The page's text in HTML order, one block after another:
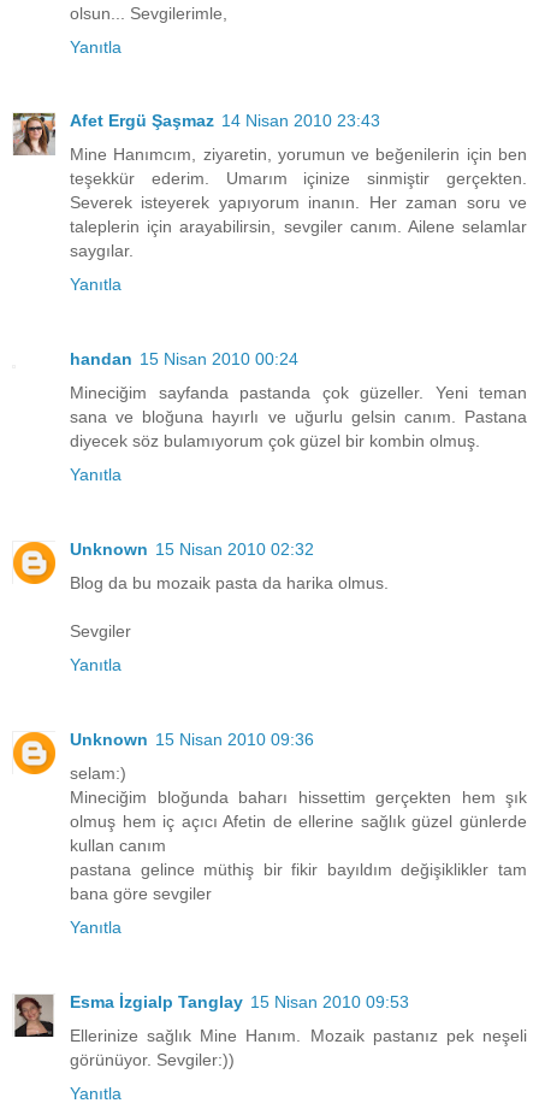
olsun... Sevgilerimle,
Yanıtla
Afet Ergü Şaşmaz 14 Nisan 2010 23:43
Mine Hanımcım, ziyaretin, yorumun ve beğenilerin için ben
teşekkür ederim. Umarım içinize sinmiştir gerçekten.
Severek isteyerek yapıyorum inanın. Her zaman soru ve
taleplerin için arayabilirsin, sevgiler canım. Ailene selamlar
saygılar.
Yanıtla
handan 15 Nisan 2010 00:24
Mineciğim sayfanda pastanda çok güzeller. Yeni teman
sana ve bloğuna hayırlı ve uğurlu gelsin canım. Pastana
diyecek söz bulamıyorum çok güzel bir kombin olmuş.
Yanıtla
Unknown 15 Nisan 2010 02:32
Blog da bu mozaik pasta da harika olmus.
Sevgiler
Yanıtla
Unknown 15 Nisan 2010 09:36
selam:)
Mineciğim bloğunda baharı hissettim gerçekten hem şık
olmuş hem iç açıcı Afetin de ellerine sağlık güzel günlerde
kullan canım
pastana gelince müthiş bir fikir bayıldım değişiklikler tam
bana göre sevgiler
Yanıtla
Esma İzgialp Tanglay 15 Nisan 2010 09:53
Ellerinize sağlık Mine Hanım. Mozaik pastanız pek neşeli
görünüyor. Sevgiler:))
Yanıtla